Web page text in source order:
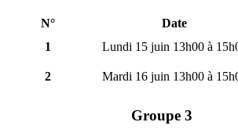
N°
Date
1
Lundi 15 juin 13h00 à
2 Mardi 16 juin 13h00 à
Groupe 3